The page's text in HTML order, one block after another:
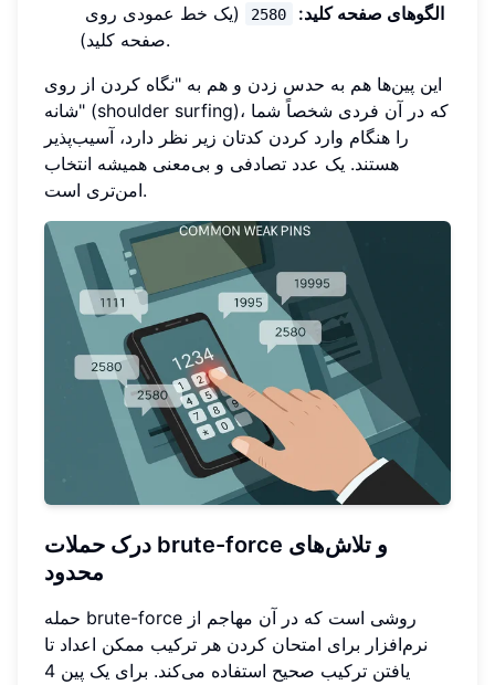
الگوهای صفحه کلید:
2580
(یک خط عمودی روی
صفحه کلید).
این پین‌ها هم به حدس زدن و هم به "نگاه کردن از روی
شانه" (shoulder surfing)، که در آن فردی شخصاً شما
را هنگام وارد کردن کدتان زیر نظر دارد، آسیب‌پذیر
هستند. یک عدد تصادفی و بی‌معنی همیشه انتخاب
امن‌تری است.
درک حملات brute-force و تلاش‌های
محدود
حمله brute-force روشی است که در آن مهاجم از
نرم‌افزار برای امتحان کردن هر ترکیب ممکن اعداد تا
یافتن ترکیب صحیح استفاده می‌کند. برای یک پین 4